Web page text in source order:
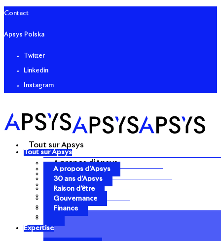
Contact
Apsys Polska
Twitter
Linkedin
Instagram
Tout sur Apsys
A propos d’Apsys
30 ans d’Apsys
Raison d’être
Gouvernance
Finance
Tout sur Apsys
A propos d’Apsys
30 ans d’Apsys
Raison d’être
Gouvernance
Finance
Expertise